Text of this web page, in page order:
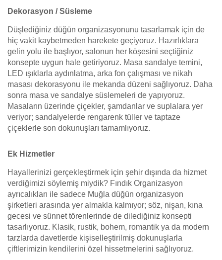
Dekorasyon / Süsleme
Düşlediğiniz düğün organizasyonunu tasarlamak için de
hiç vakit kaybetmeden harekete geçiyoruz. Hazırlıklara
gelin yolu ile başlıyor, salonun her köşesini seçtiğiniz
konsepte uygun hale getiriyoruz. Masa sandalye temini,
LED ışıklarla aydınlatma, arka fon çalışması ve nikah
masası dekorasyonu ile mekanda düzeni sağlıyoruz. Daha
sonra masa ve sandalye süslemeleri de yapıyoruz.
Masaların üzerinde çiçekler, şamdanlar ve suplalara yer
veriyor; sandalyelerde rengarenk tüller ve taptaze
çiçeklerle son dokunuşları tamamlıyoruz.
Ek Hizmetler
Hayallerinizi gerçekleştirmek için şehir dışında da hizmet
verdiğimizi söylemiş miydik? Fındık Organizasyon
ayrıcalıkları ile sadece Muğla düğün organizasyon
şirketleri arasında yer almakla kalmıyor; söz, nişan, kına
gecesi ve sünnet törenlerinde de dilediğiniz konsepti
tasarlıyoruz. Klasik, rustik, bohem, romantik ya da modern
tarzlarda davetlerde kişiselleştirilmiş dokunuşlarla
çiftlerimizin kendilerini özel hissetmelerini sağlıyoruz.